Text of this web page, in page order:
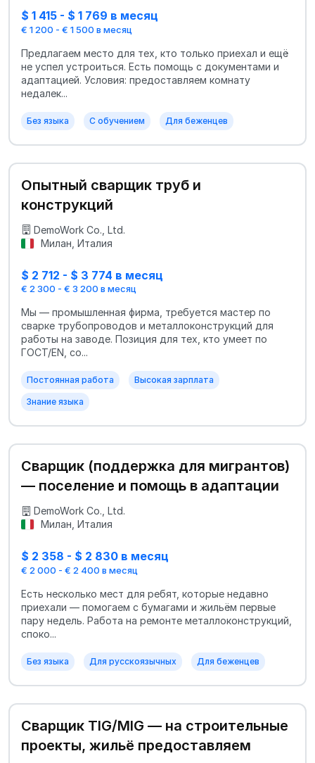
$ 1 415 - $ 1 769 в месяц
€ 1 200 - € 1 500 в месяц
Предлагаем место для тех, кто только приехал и ещё
не успел устроиться. Есть помощь с документами и
адаптацией. Условия: предоставляем комнату
недалек...
Без языка С обучением Для беженцев
Опытный сварщик труб и
конструкций
DemoWork Co., Ltd.
Милан, Италия
$ 2 712 - $ 3 774 в месяц
€ 2 300 - € 3 200 в месяц
Мы — промышленная фирма, требуется мастер по
сварке трубопроводов и металлоконструкций для
работы на заводе. Позиция для тех, кто умеет по
ГОСТ/EN, со...
Постоянная работа Высокая зарплата
Знание языка
Сварщик (поддержка для мигрантов)
— поселение и помощь в адаптации
DemoWork Co., Ltd.
Милан, Италия
$ 2 358 - $ 2 830 в месяц
€ 2 000 - € 2 400 в месяц
Есть несколько мест для ребят, которые недавно
приехали — помогаем с бумагами и жильём первые
пару недель. Работа на ремонте металлоконструкций,
споко...
Без языка Для русскоязычных Для беженцев
Сварщик TIG/MIG — на строительные
проекты, жильё предоставляем